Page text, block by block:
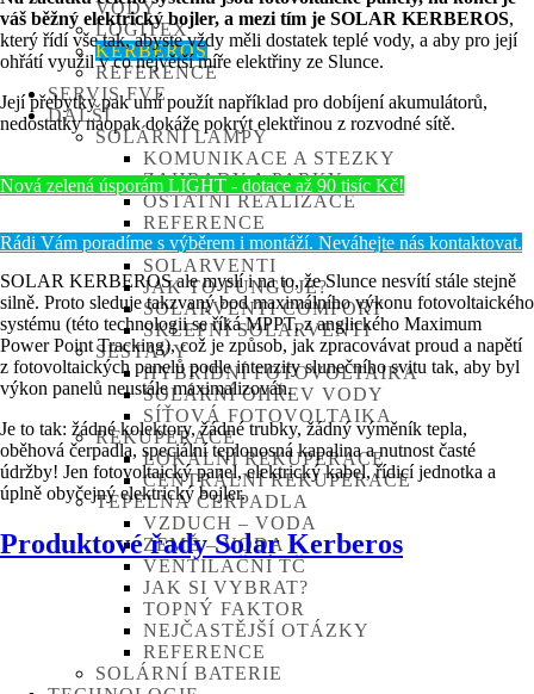
VODY
LOGITEX
KERBEROS
REFERENCE
SERVIS FVE
DALŠÍ
SOLÁRNÍ LAMPY
KOMUNIKACE A STEZKY
ZAHRADY A PARKY
OSTATNÍ REALIZACE
REFERENCE
TEPLOVZDUŠNÉ PANELY
SOLARVENTI
JAK TO FUNGUJE?
SOLARVENTI COMFORT
SKLEPNÍ SOLARVENTI
SESTAVY
HYBRIDNÍ FOTOVOLTAIKA
SOLÁRNÍ OHŘEV VODY
SÍŤOVÁ FOTOVOLTAIKA
REKUPERACE
LOKÁLNÍ REKUPERACE
CENTRÁLNÍ REKUPERACE
TEPELNÁ ČERPADLA
VZDUCH – VODA
ZEMĚ – VODA
VENTILAČNÍ TČ
JAK SI VYBRAT?
TOPNÝ FAKTOR
NEJČASTĚJŠÍ OTÁZKY
REFERENCE
SOLÁRNÍ BATERIE
váš běžný elektrický bojler, a mezi tím je SOLAR KERBEROS,
který řídí vše tak, abyste vždy měli dostatek teplé vody, a aby pro její
ohřátí využil v co největší míře elektřiny ze Slunce.
Její přebytky pak umí použít například pro dobíjení akumulátorů,
nedostatky naopak dokáže pokrýt elektřinou z rozvodné sítě.
Nová zelená úsporám LIGHT - dotace až 90 tisíc Kč!
Rádi Vám poradíme s výběrem i montáží. Neváhejte nás kontaktovat.
SOLAR KERBEROS ale myslí i na to, že Slunce nesvítí stále stejně
silně. Proto sleduje takzvaný bod maximálního výkonu fotovoltaického
systému (této technologii se říká MPPT, z anglického Maximum
Power Point Tracking), což je způsob, jak zpracovávat proud a napětí
z fotovoltaických panelů podle intenzity slunečního svitu tak, aby byl
výkon panelů neustále maximalizován.
Je to tak: žádné kolektory, žádné trubky, žádný výměník tepla,
oběhová čerpadla, speciální teplonosná kapalina a nutnost časté
údržby! Jen fotovoltaický panel, elektrický kabel, řídicí jednotka a
úplně obyčejný elektrický bojler.
Produktové řady Solar Kerberos